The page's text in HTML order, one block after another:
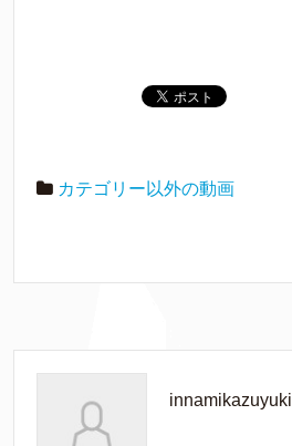
カテゴリー以外の動画
innamikazuyuki